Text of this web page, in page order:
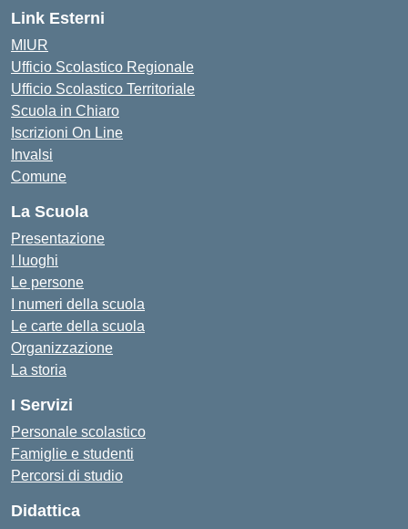
Link Esterni
MIUR
Ufficio Scolastico Regionale
Ufficio Scolastico Territoriale
Scuola in Chiaro
Iscrizioni On Line
Invalsi
Comune
La Scuola
Presentazione
I luoghi
Le persone
I numeri della scuola
Le carte della scuola
Organizzazione
La storia
I Servizi
Personale scolastico
Famiglie e studenti
Percorsi di studio
Didattica